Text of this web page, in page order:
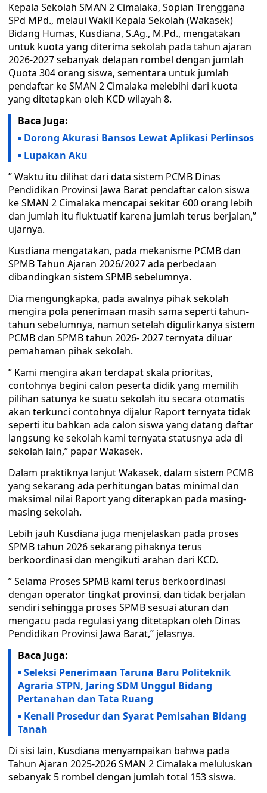
Kepala Sekolah SMAN 2 Cimalaka, Sopian Trenggana
SPd MPd., melaui Wakil Kepala Sekolah (Wakasek)
Bidang Humas, Kusdiana, S.Ag., M.Pd., mengatakan
untuk kuota yang diterima sekolah pada tahun ajaran
2026-2027 sebanyak delapan rombel dengan jumlah
Quota 304 orang siswa, sementara untuk jumlah
pendaftar ke SMAN 2 Cimalaka melebihi dari kuota
yang ditetapkan oleh KCD wilayah 8.
Baca Juga:
Dorong Akurasi Bansos Lewat Aplikasi Perlinsos
Lupakan Aku
” Waktu itu dilihat dari data sistem PCMB Dinas
Pendidikan Provinsi Jawa Barat pendaftar calon siswa
ke SMAN 2 Cimalaka mencapai sekitar 600 orang lebih
dan jumlah itu fluktuatif karena jumlah terus berjalan,”
ujarnya.
Kusdiana mengatakan, pada mekanisme PCMB dan
SPMB Tahun Ajaran 2026/2027 ada perbedaan
dibandingkan sistem SPMB sebelumnya.
Dia mengungkapka, pada awalnya pihak sekolah
mengira pola penerimaan masih sama seperti tahun-
tahun sebelumnya, namun setelah digulirkanya sistem
PCMB dan SPMB tahun 2026- 2027 ternyata diluar
pemahaman pihak sekolah.
” Kami mengira akan terdapat skala prioritas,
contohnya begini calon peserta didik yang memilih
pilihan satunya ke suatu sekolah itu secara otomatis
akan terkunci contohnya dijalur Raport ternyata tidak
seperti itu bahkan ada calon siswa yang datang daftar
langsung ke sekolah kami ternyata statusnya ada di
sekolah lain,” papar Wakasek.
Dalam praktiknya lanjut Wakasek, dalam sistem PCMB
yang sekarang ada perhitungan batas minimal dan
maksimal nilai Raport yang diterapkan pada masing-
masing sekolah.
Lebih jauh Kusdiana juga menjelaskan pada proses
SPMB tahun 2026 sekarang pihaknya terus
berkoordinasi dan mengikuti arahan dari KCD.
” Selama Proses SPMB kami terus berkoordinasi
dengan operator tingkat provinsi, dan tidak berjalan
sendiri sehingga proses SPMB sesuai aturan dan
mengacu pada regulasi yang ditetapkan oleh Dinas
Pendidikan Provinsi Jawa Barat,” jelasnya.
Baca Juga:
Seleksi Penerimaan Taruna Baru Politeknik
Agraria STPN, Jaring SDM Unggul Bidang
Pertanahan dan Tata Ruang
Kenali Prosedur dan Syarat Pemisahan Bidang
Tanah
Di sisi lain, Kusdiana menyampaikan bahwa pada
Tahun Ajaran 2025-2026 SMAN 2 Cimalaka meluluskan
sebanyak 5 rombel dengan jumlah total 153 siswa.